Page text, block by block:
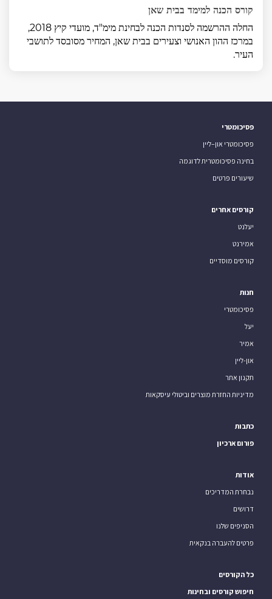
קורס הכנה למימד בבית שאן
החלה ההרשמה לסנדות הכנה לבחינת מימ"ד, מועדי קיץ 2018,
במרכז ההון האנושי וצעירים בבית שאן, המחיר מסובסד לתושבי
העיר.
פסיכומטרי
פסיכומטרי און–ליין
בחינה פסיכומטרית לדוגמה
שיעורים פרטים
קורסים אחרים
יעלנט
אמירנט
קורסים מוסדיים
חנות
פסיכומטרי
יעל
אמיר
און-ליין
תקנון אתר
מדיניות החזרת מוצרים וביטולי עיסקאות
כתבות
פורום ארכיון
אודות
נבחרת המדריכים
דרושים
הסניפים שלנו
פרטים להעברה בנקאית
כל הקורסים
חיפוש קורסים ובחינות